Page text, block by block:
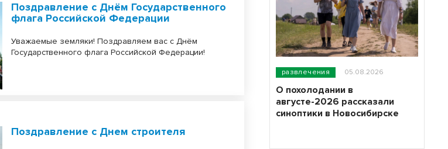
Поздравление с Днём Государственного
флага Российской Федерации
Уважаемые земляки! Поздравляем вас с Днём
Государственного флага Российской Федерации!
Поздравление с Днем строителя
развлечения 05.08.2026
О похолодании в
августе-2026 рассказали
синоптики в Новосибирске